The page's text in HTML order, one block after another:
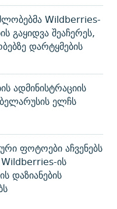
Wildberries-
გაყიდვა შეაჩერეს,
დარტყმების
ადმინისტრაციის
ელჩს
ფოტოები აჩვენებს
ის
დაზიანების